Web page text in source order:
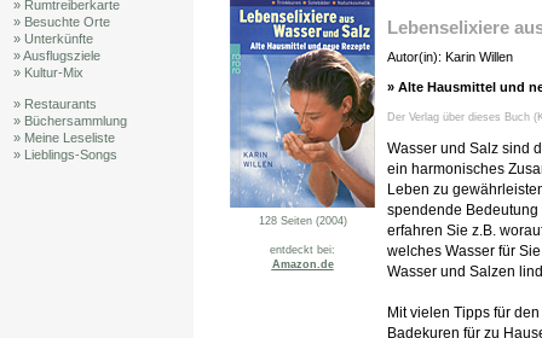
» Rumtreiberkarte
» Besuchte Orte
» Unterkünfte
» Ausflugsziele
» Kultur-Mix
» Restaurants
» Büchersammlung
» Meine Leseliste
» Lieblings-Songs
128 Seiten (2004)
entdeckt bei:
Amazon.de
Lebenselixiere
Autor(in): Karin Willen
» Alte Hausmittel und
Der Verlag über dieses Buch
Wasser und Salz sind
ein harmonisches
Leben zu
spendende Bedeutung
erfahren Sie z.B.
welches Wasser für
Wasser und Salzen
Mit vielen Tipps für
Badekuren für zu